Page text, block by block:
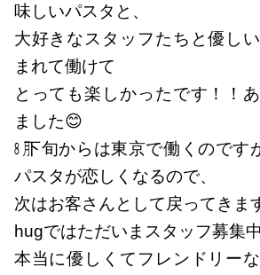
味しいパスタと、
大好きなスタッフたちと優し
まれて働けて
とっても楽しかったです！！
ました😊
㋇下旬からは東京で働くのです
パスタが恋しくなるので、
次はお客さんとして戻ってきま
hugではただいまスタッフ募集
本当に優しくてフレンドリー